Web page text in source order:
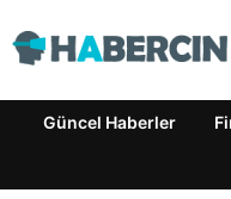
Güncel Haberler